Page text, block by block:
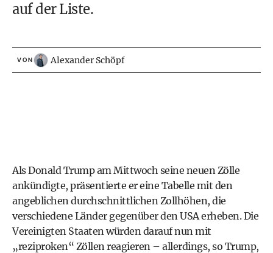
auf der Liste.
VON Alexander Schöpf
Als Donald Trump am Mittwoch seine neuen Zölle
ankündigte, präsentierte er eine Tabelle mit den
angeblichen durchschnittlichen Zollhöhen, die
verschiedene Länder gegenüber den USA erheben. Die
Vereinigten Staaten würden darauf nun mit
„reziproken“ Zöllen reagieren – allerdings, so Trump,